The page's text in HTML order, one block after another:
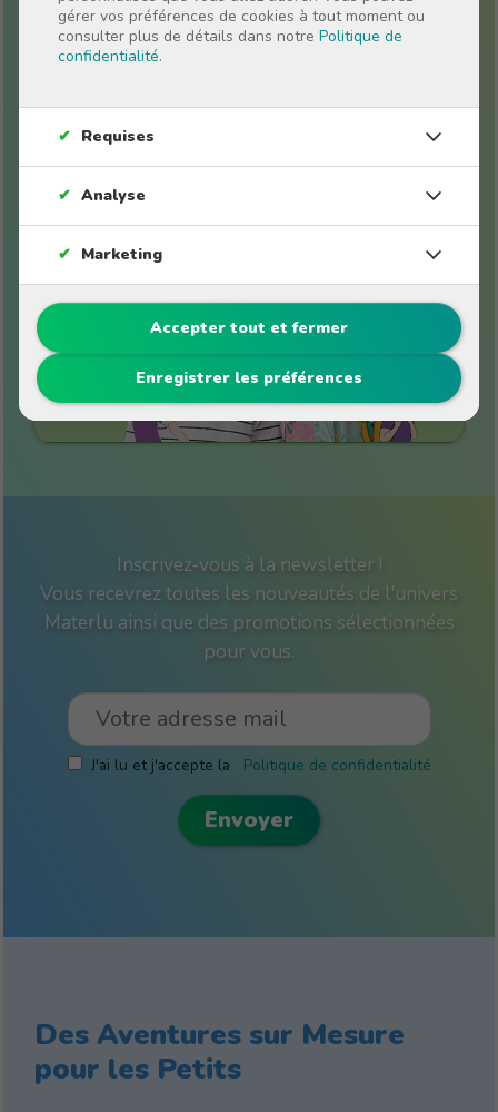
gérer vos préférences de cookies à tout moment ou
consulter plus de détails dans notre Politique de
confidentialité.
Requises
✔
Analyse
✔
Marketing
✔
Enregistrer les préférences
Accepter tout et fermer
Histoires personnalisées pour
enfants
Inscrivez-vous à la newsletter !
Vous recevrez toutes les nouveautés de l'univers
Materlu ainsi que des promotions sélectionnées
pour vous.
J'ai lu et j'accepte la Politique de confidentialité
Des Aventures sur Mesure
pour les Petits